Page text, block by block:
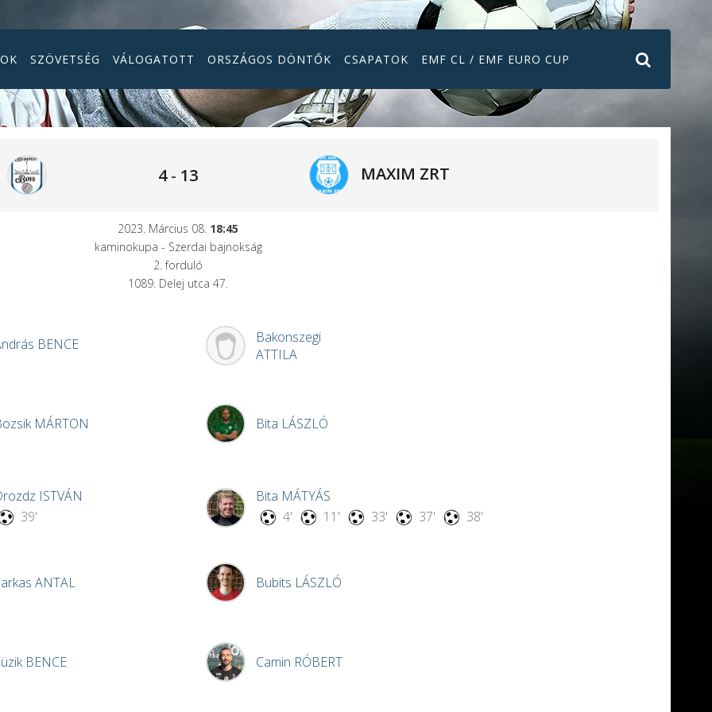
SZÖVETSÉG VÁLOGATOTT ORSZÁGOS DÖNTŐK CSAPATOK EMF CL / EMF EURO CUP
4- 13 MAXIM ZRT
2023. Március 08. 18:45
kaminokupa - Szerdai bajnokság
2. forduló
1089. Delej utca 47.
BENCE
MÁRTON
ISTVÁN
39'
ANTAL
BENCE
Bakonszegi
ATTILA
Bita LÁSZLÓ
Bita MÁTYÁS
4'
11' 33' 37' 38'
Bubits LÁSZLÓ
Camin RÓBERT